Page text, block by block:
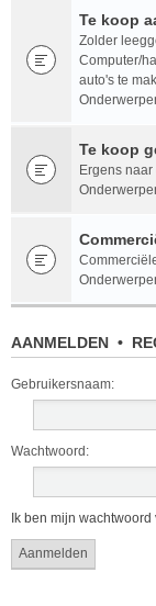
Te koop
Zolder
Computer/
auto's te
Te koop
Ergens
AANMELDEN •
Gebruikersnaam:
Wachtwoord:
Ik ben mijn wachtwoord